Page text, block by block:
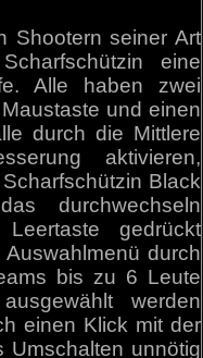
Shootern seiner Art
eine
Alle haben zwei
und einen
durch die Mittlere
aktivieren,
Black
durchwechseln
gedrückt
durch
bis zu 6 Leute
werden
einen Klick mit der
Umschalten unnötig